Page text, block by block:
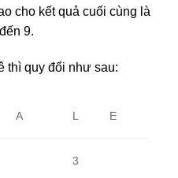
cho kết quả cuối cùng là
9.
thì quy đổi như sau:
A L E
3